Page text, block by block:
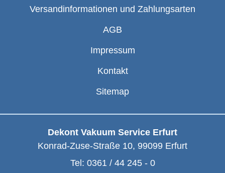
Versandinformationen und Zahlungsarten
AGB
Impressum
Kontakt
Sitemap
Dekont Vakuum Service Erfurt
Konrad-Zuse-Straße 10, 99099 Erfurt
Tel: 0361 / 44 245 - 0